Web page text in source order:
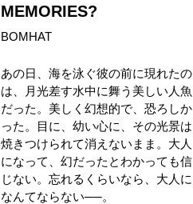
MEMORIES?
BOMHAT
あの日、海を泳ぐ彼の前に現れたの
は、月光差す水中に舞う美しい人魚
だった。美しく幻想的で、恐ろしか
った。目に、幼い心に、その光景は
焼きつけられて消えないまま。大人
になって、幻だったとわかっても信
じない。忘れるくらいなら、大人に
なんてならない──。